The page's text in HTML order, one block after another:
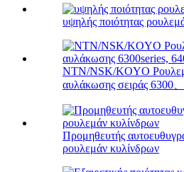
υψηλής ποιότητας
NTN/NSK/KOYO
αυλάκωσης σειράς 6300
Προμηθευτής
ρουλεμάν κυλίνδρων